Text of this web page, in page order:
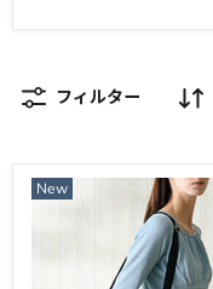
フィルター
New